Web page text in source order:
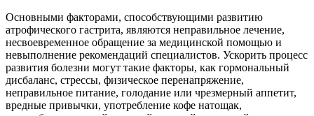
Основными факторами, способствующими развитию
атрофического гастрита, являются неправильное лечение,
несвоевременное обращение за медицинской помощью и
невыполнение рекомендаций специалистов. Ускорить процесс
развития болезни могут такие факторы, как гормональный
дисбаланс, стрессы, физическое перенапряжение,
неправильное питание, голодание или чрезмерный аппетит,
вредные привычки, употребление кофе натощак,